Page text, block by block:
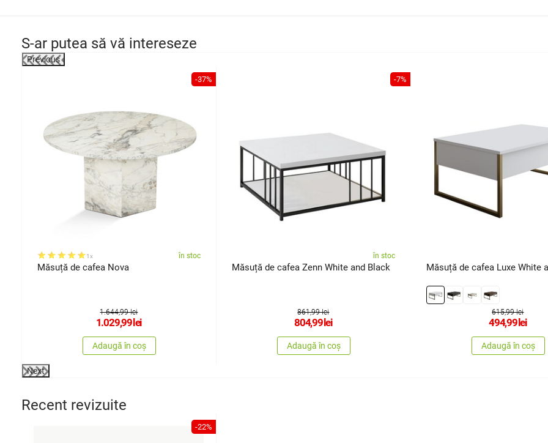
S-ar putea să vă intereseze
Previous
-37%
1x în stoc
Măsuță de cafea Nova
1.644,99 lei
1.029,99lei
Adaugă în coș
-7%
în stoc
Măsuță de cafea Zenn White and Black
861,99 lei
804,99lei
Adaugă în coș
Măsuță de cafea Luxe White
615,99 lei
494,99lei
Adaugă în coș
Next
Recent revizuite
-22%